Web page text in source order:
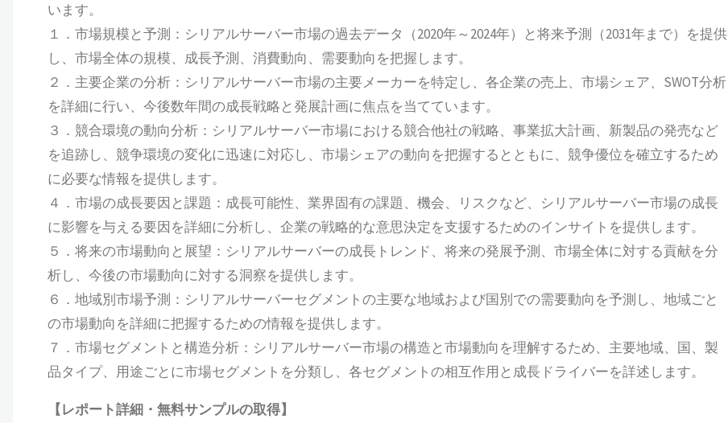
います。
１．市場規模と予測：シリアルサーバー市場の過去データ（2020年～2024年）と将来予測（2031年まで）を提供
し、市場全体の規模、成長予測、消費動向、需要動向を把握します。
２．主要企業の分析：シリアルサーバー市場の主要メーカーを特定し、各企業の売上、市場シェア、SWOT分析
を詳細に行い、今後数年間の成長戦略と発展計画に焦点を当てています。
３．競合環境の動向分析：シリアルサーバー市場における競合他社の戦略、事業拡大計画、新製品の発売など
を追跡し、競争環境の変化に迅速に対応し、市場シェアの動向を把握するとともに、競争優位を確立するため
に必要な情報を提供します。
４．市場の成長要因と課題：成長可能性、業界固有の課題、機会、リスクなど、シリアルサーバー市場の成長
に影響を与える要因を詳細に分析し、企業の戦略的な意思決定を支援するためのインサイトを提供します。
５．将来の市場動向と展望：シリアルサーバーの成長トレンド、将来の発展予測、市場全体に対する貢献を分
析し、今後の市場動向に対する洞察を提供します。
６．地域別市場予測：シリアルサーバーセグメントの主要な地域および国別での需要動向を予測し、地域ごと
の市場動向を詳細に把握するための情報を提供します。
７．市場セグメントと構造分析：シリアルサーバー市場の構造と市場動向を理解するため、主要地域、国、製
品タイプ、用途ごとに市場セグメントを分類し、各セグメントの相互作用と成長ドライバーを詳述します。
【レポート詳細・無料サンプルの取得】